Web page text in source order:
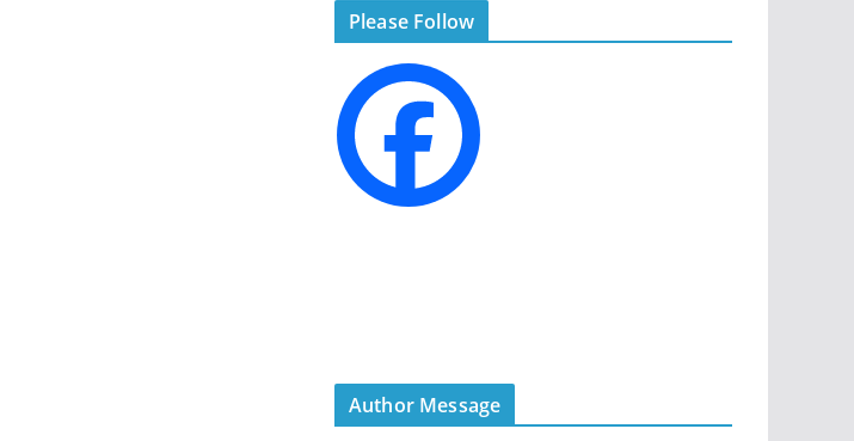
r
e
s
Please Follow
Author Message